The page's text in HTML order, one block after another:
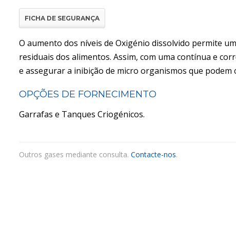
FICHA DE SEGURANÇA
O aumento dos níveis de Oxigénio dissolvido permite
residuais dos alimentos. Assim, com uma contínua e
e assegurar a inibição de micro organismos que podem
OPÇÕES DE FORNECIMENTO
Garrafas e Tanques Criogénicos.
Outros gases mediante consulta. Contacte-nos.